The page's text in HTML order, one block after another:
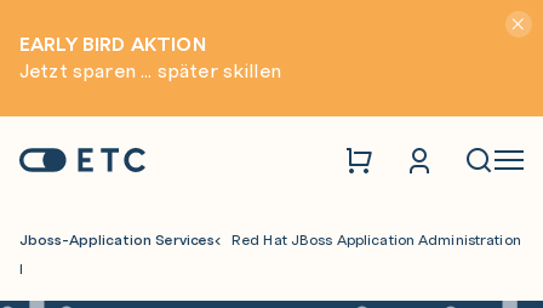
EARLY BIRD AKTION
Jetzt sparen ... später skillen
Startseite: ETC
Jboss-Application Services
Red Hat JBoss Application Administration
I